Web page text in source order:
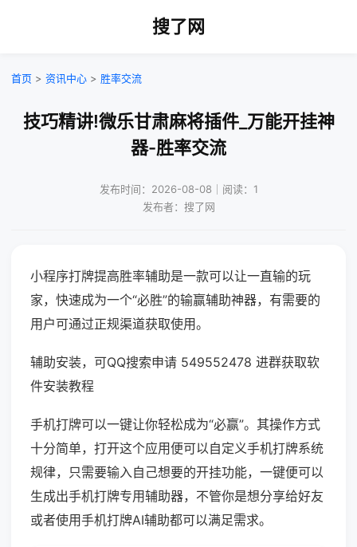
搜了网
首页 > 资讯中心 > 胜率交流
技巧精讲!微乐甘肃麻将插件_万能开挂神
器-胜率交流
发布时间：2026-08-08｜阅读：1
发布者：搜了网
小程序打牌提高胜率辅助是一款可以让一直输的玩
家，快速成为一个“必胜”的输赢辅助神器，有需要的
用户可通过正规渠道获取使用。
辅助安装，可QQ搜索申请 549552478 进群获取软
件安装教程
手机打牌可以一键让你轻松成为“必赢”。其操作方式
十分简单，打开这个应用便可以自定义手机打牌系统
规律，只需要输入自己想要的开挂功能，一键便可以
生成出手机打牌专用辅助器，不管你是想分享给好友
或者使用手机打牌AI辅助都可以满足需求。